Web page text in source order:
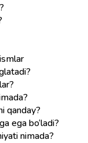
qanday?
ega bo‘ladi?
nimada?